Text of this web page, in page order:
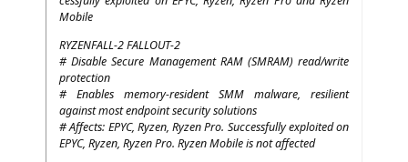
Mobile
RYZENFALL‑2FALLOUT‑2
# Disable Secu­re Manage­ment RAM(SMRAM) read/write
protection
# Enables memo­ry-resi­dent SMM mal­wa­re, resi­li­ent
against most end­point secu­ri­ty solutions
# Affects: EPYC, Ryzen, Ryzen Pro. Suc­cessful­ly exploi­ted on
EPYC, Ryzen, Ryzen Pro. Ryzen Mobi­le is not affected